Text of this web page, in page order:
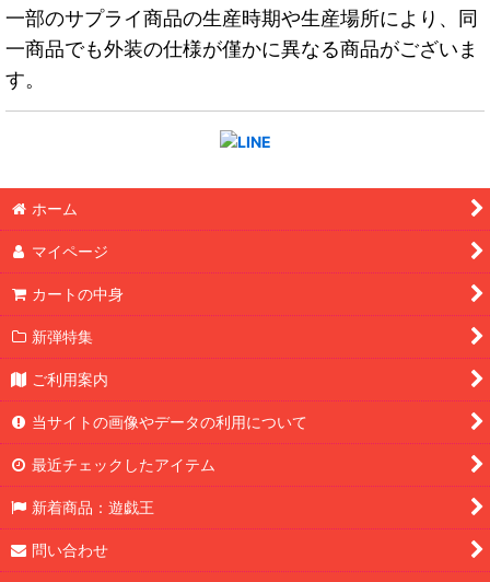
一部のサプライ商品の生産時期や生産場所により、同
一商品でも外装の仕様が僅かに異なる商品がございま
す。
ホーム
マイページ
カートの中身
新弾特集
ご利用案内
当サイトの画像やデータの利用について
最近チェックしたアイテム
新着商品：遊戯王
問い合わせ